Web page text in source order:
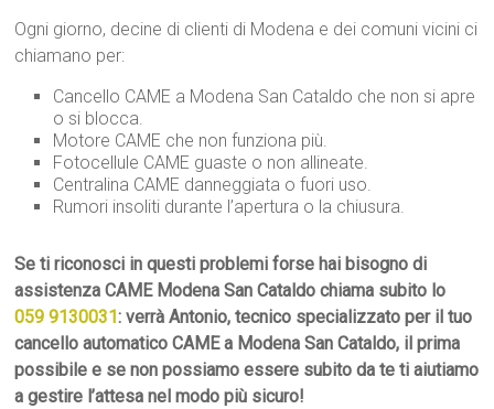
Ogni giorno, decine di clienti di Modena e dei comuni vicini ci
chiamano per:
Cancello CAME a Modena San Cataldo che non si apre
o si blocca.
Motore CAME che non funziona più.
Fotocellule CAME guaste o non allineate.
Centralina CAME danneggiata o fuori uso.
Rumori insoliti durante l’apertura o la chiusura.
Se ti riconosci in questi problemi forse hai bisogno di
assistenza CAME Modena San Cataldo chiama subito lo
059 9130031: verrà Antonio, tecnico specializzato per il tuo
cancello automatico CAME a Modena San Cataldo, il prima
possibile e se non possiamo essere subito da te ti aiutiamo
a gestire l’attesa nel modo più sicuro!